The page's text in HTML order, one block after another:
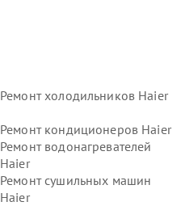
Ремонт холодильников Haier
Ремонт кондиционеров Haier
Ремонт водонагревателей
Haier
Ремонт сушильных машин
Haier